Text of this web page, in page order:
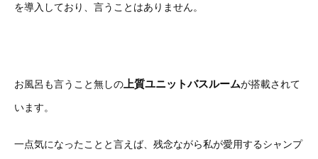
を導入しており、言うことはありません。
お風呂も言うこと無しの 上質ユニットバスルームが搭載されて
います。
一点気になったことと言えば、残念ながら私が愛用するシャンプ